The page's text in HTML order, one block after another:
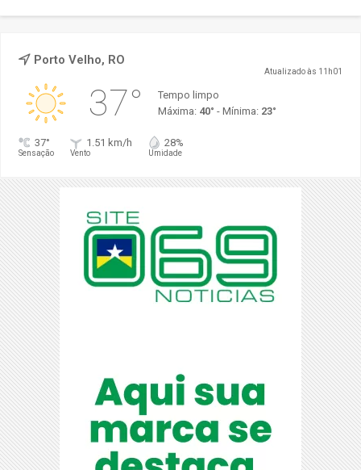
Porto Velho, RO
Atualizado às 11h01
37°
Tempo limpo
Máxima: 40° - Mínima: 23°
37°
Sensação
1.51 km/h
Vento
28%
Umidade